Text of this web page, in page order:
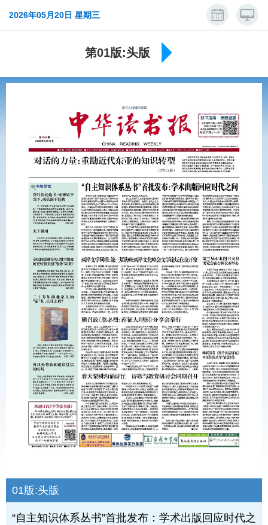
2026年05月20日 星期三
第01版:头版
01版:头版
“自主知识体系丛书”首批发布：学术出版回应时代之